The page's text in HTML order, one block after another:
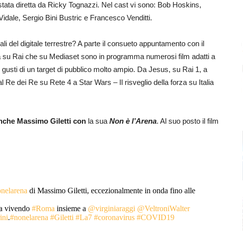
diretta da Ricky Tognazzi. Nel cast vi sono: Bob Hoskins,
Sergio Bini Bustric e Francesco Venditti.
del digitale terrestre? A parte il consueto appuntamento con il
Rai che su Mediaset sono in programma numerosi film adatti a
di un target di pubblico molto ampio. Da Jesus, su Rai 1, a
Re dei Re su Rete 4 a Star Wars – Il risveglio della forza su Italia
Massimo Giletti con la sua Non è l’Arena. Al suo posto il film
di Massimo Giletti, eccezionalmente in onda fino alle
vivendo #Roma insieme a @virginiaraggi @VeltroniWalter
.#nonelarena #Giletti #La7 #coronavirus #COVID19